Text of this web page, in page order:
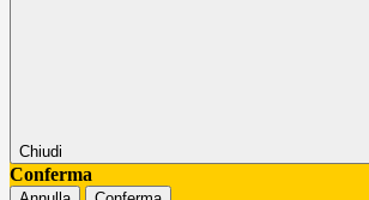
Chiudi
Conferma